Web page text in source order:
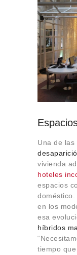
Una de las
vivienda
hoteles
espacios
en los
esa
híbridos
tiempo